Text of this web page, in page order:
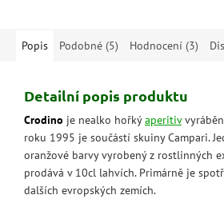
Popis Podobné (5) Hodnocení (3)
Detailní popis produktu
Crodino je nealko hořkýaperitiv
roku 1995 je součástí skuiny Campari.
oranžové barvy vyrobený z rostlinných
prodává v 10cl lahvích. Primárně je
dalších evropských zemích.